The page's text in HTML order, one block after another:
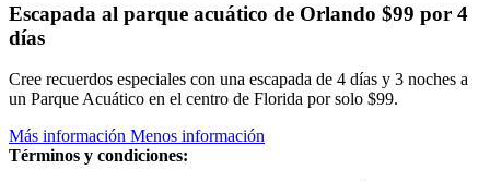
Escapada al parque acuático de Orlando $99 por 4
días
Cree recuerdos especiales con una escapada de 4 días y 3 noches a
un Parque Acuático en el centro de Florida por solo $99.
Más información Menos información
Términos y condiciones: